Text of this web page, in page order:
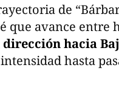
de
que avance entre
dirección hacia
hasta